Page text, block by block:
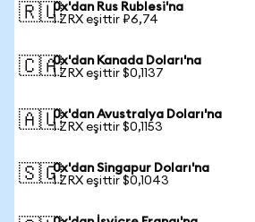
🇷🇺0x'dan Rus Rublesi'na
1 ZRX eşittir ₽6,74
🇨🇦0x'dan Kanada Doları'na
1 ZRX eşittir $0,1137
🇦🇺0x'dan Avustralya Doları'na
1 ZRX eşittir $0,1153
🇸🇬0x'dan Singapur Doları'na
1 ZRX eşittir $0,1043